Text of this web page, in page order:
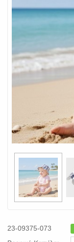
23-09375-073